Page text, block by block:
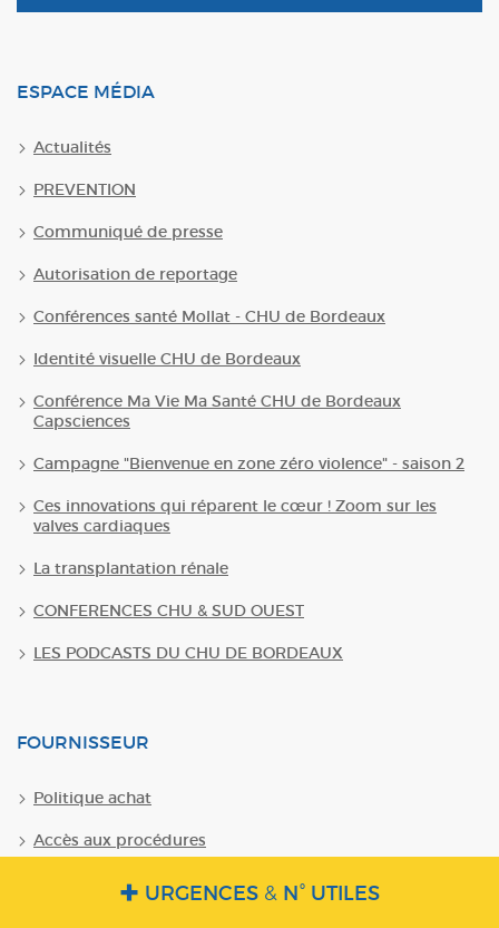
URGENCES & N° UTILES
ESPACE MÉDIA
Actualités
PREVENTION
Communiqué de presse
Autorisation de reportage
Conférences santé Mollat - CHU de Bordeaux
Identité visuelle CHU de Bordeaux
Conférence Ma Vie Ma Santé CHU de Bordeaux
Capsciences
Campagne "Bienvenue en zone zéro violence" - saison 2
Ces innovations qui réparent le cœur ! Zoom sur les
valves cardiaques
La transplantation rénale
CONFERENCES CHU & SUD OUEST
LES PODCASTS DU CHU DE BORDEAUX
FOURNISSEUR
Politique achat
Accès aux procédures
Espace facturation